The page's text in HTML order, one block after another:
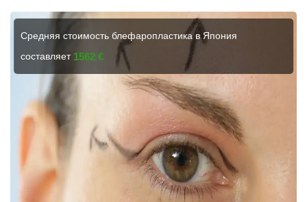
Средняя стоимость блефаропластика в Япония
составляет 1562 €